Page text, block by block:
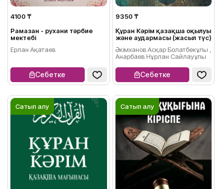
4100 ₸
Рамазан - рухани тәрбие
мектебі
Ерлан Ақатаев
Себетке
9350 ₸
Құран Кәрім қазақша оқылуы
және аудармасы (жасыл түс)
Әкімханов Асқар Болатбекұлы ,
Анарбаев Нұрлан Сайлауұлы
Себетке
Сатып алу Сатып алу